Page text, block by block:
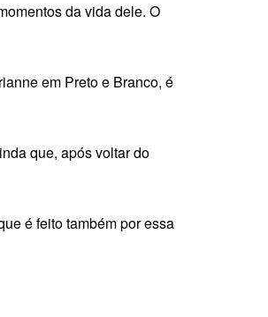
da vida dele. O
em Preto e Branco, é
que, após voltar do
é feito também por essa